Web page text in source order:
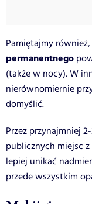
Pamiętajmy
permanentnego
(także w nocy). W
nierównomiernie
domyślić.
Przez przynajmniej
publicznych miejsc
lepiej unikać
przede wszystkim